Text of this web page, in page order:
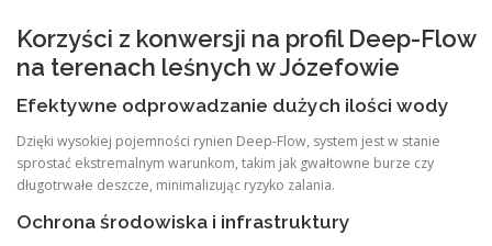
Korzyści z konwersji na profil Deep-Flow
na terenach leśnych w Józefowie
Efektywne odprowadzanie dużych ilości wody
Dzięki wysokiej pojemności rynien Deep-Flow, system jest w stanie
sprostać ekstremalnym warunkom, takim jak gwałtowne burze czy
długotrwałe deszcze, minimalizując ryzyko zalania.
Ochrona środowiska i infrastruktury